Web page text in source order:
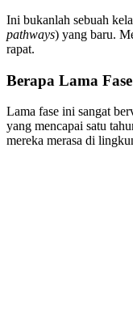
Ini bukanlah sebuah
pathways) yang baru.
rapat.
Berapa Lama
Lama fase ini sangat
yang mencapai satu
mereka merasa di